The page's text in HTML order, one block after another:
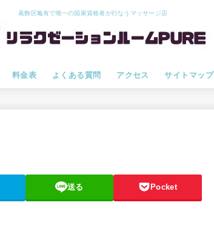
葛飾区亀有で唯一の国家資格者が行なうマッサージ店
料金表 よくある質問 アクセス サイトマップ
送る Pocket